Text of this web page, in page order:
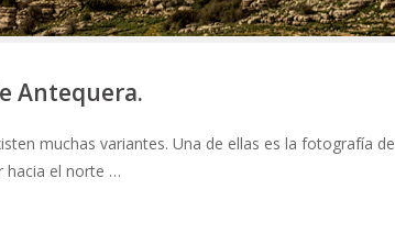
Antequera.
muchas variantes. Una de ellas es la fotografía de
hacia el norte …